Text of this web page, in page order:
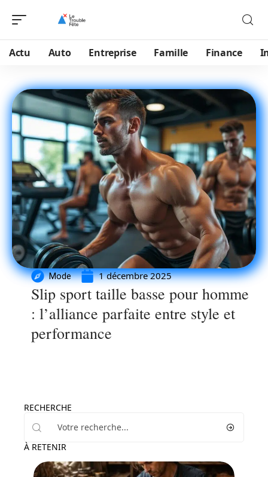
Actu Auto Entreprise Famille Finance
Mode 1 décembre 2025
Slip sport taille basse pour homme
: l’alliance parfaite entre style et
performance
RECHERCHE
À RETENIR